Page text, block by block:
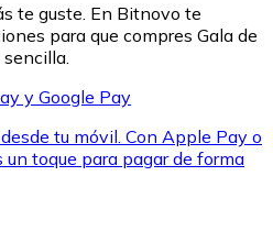
te guste. En Bitnovo te
para que compres Gala de
y Google Pay
tu móvil. Con Apple Pay o
un toque para pagar de forma